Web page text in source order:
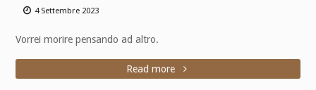
4 Settembre 2023
Vorrei morire pensando ad altro.
Read more